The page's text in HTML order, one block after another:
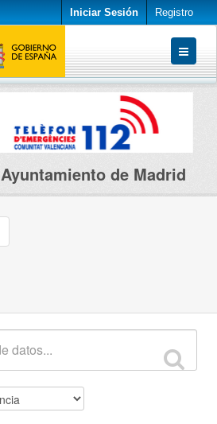
Iniciar Sesión Registro
Ayuntamiento de Madrid